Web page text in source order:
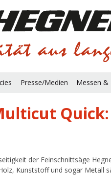
Presse/Medien Messen &
der Feinschnittsäge
Kunststoff und sogar Metall